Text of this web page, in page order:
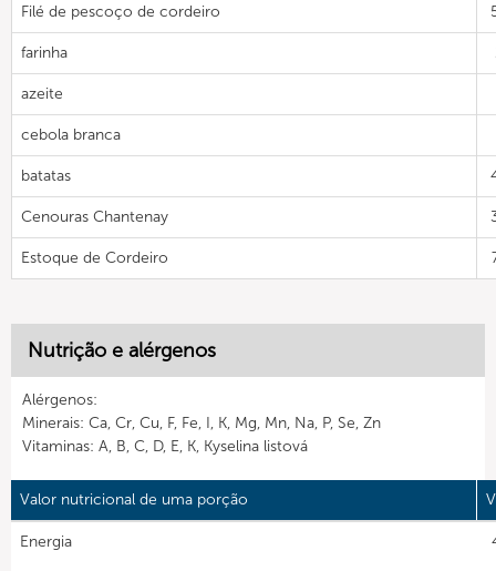
Filé de pescoço de cordeiro
farinha
azeite
cebola branca
batatas
Cenouras Chantenay
Estoque de Cordeiro
Nutrição e alérgenos
Alérgenos:
Minerais: Ca, Cr, Cu, F, Fe, I, K, Mg, Mn, Na, P, Se, Zn
Vitaminas: A, B, C, D, E, K, Kyselina listová
Valor nutricional de uma porção
Energia